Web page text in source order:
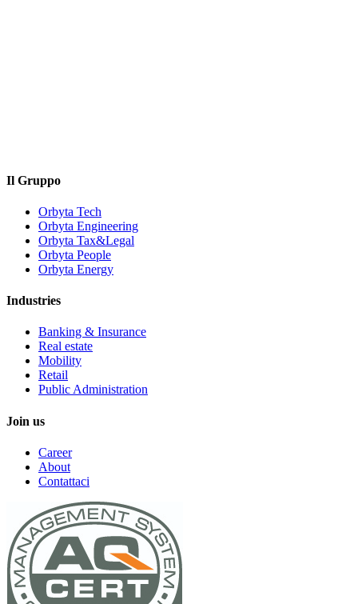
Il Gruppo
Orbyta Tech
Orbyta Engineering
Orbyta Tax&Legal
Orbyta People
Orbyta Energy
Industries
Banking & Insurance
Real estate
Mobility
Retail
Public Administration
Join us
Career
About
Contattaci